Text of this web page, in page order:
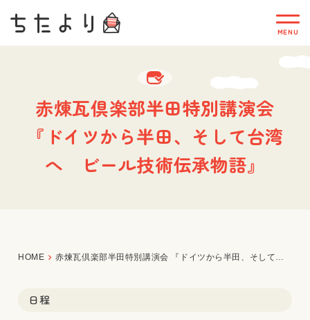
赤煉瓦倶楽部半田特別講演会
『ドイツから半田、そして台湾
へ ビール技術伝承物語』
HOME 赤煉瓦倶楽部半田特別講演会 『ドイツから半田、そして台湾へ ビール技術伝承物語』
日程